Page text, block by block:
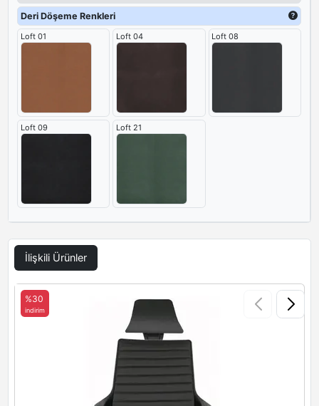
Deri Döşeme Renkleri
Loft 01 Loft 04 Loft 08
Loft 09 Loft 21
İlişkili Ürünler
%30
indirim